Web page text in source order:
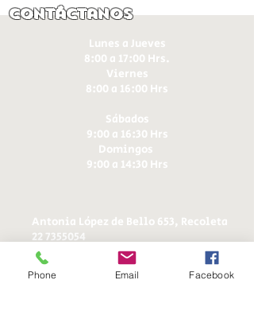
Contáctanos
Lunes a Jueves
8:00 a 17:00 Hrs.
Viernes
8:00 a 16:00 Hrs​
Sábados
9:00 a 16:30 Hrs
Domingos
9:00 a 14:30 Hrs
Antonia López de Bello 653, Recoleta
22 7355054
22 7375725
+56 9 75224598
ducereposteria@gmail.com
Phone Email Facebook